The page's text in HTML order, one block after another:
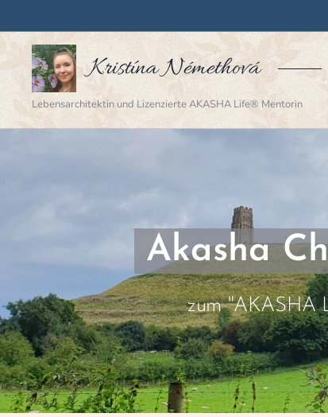
Kristína Némethová
Lebensarchitektin und Lizenzierte AKASHA Life® Mentorin
Akasha
zum "AKASHA